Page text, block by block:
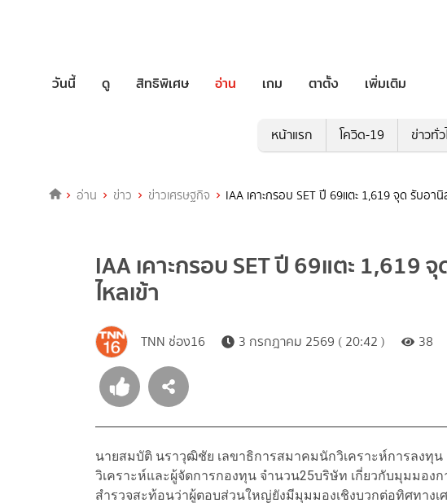
วันนี้ ดู สิทธิพิเศษ อ่าน เกม ตาตั้ง เพิ่มเติม
หน้าแรก โควิด-19 ข่าวทั่
อ่าน ข่าว ข่าวเศรษฐกิจ IAA เคาะกรอบ SET ปี 69แตะ 1,619 จุด รับอา
IAA เคาะกรอบ SET ปี 69แตะ 1,619
ไหลเข้า
TNN ช่อง16 3 กรกฎาคม 2569 ( 20:42 ) 38
นายสมบัติ นราวุฒิชัย เลขาธิการสมาคมนักวิเคราะห์การลงทุน
วิเคราะห์และผู้จัดการกองทุน จำนวน25บริษัท เกี่ยวกับมุมมอง
สำรวจสะท้อนว่าผู้ตอบส่วนใหญ่ยังมีมุมมองเชิงบวกต่อทิศทางเ